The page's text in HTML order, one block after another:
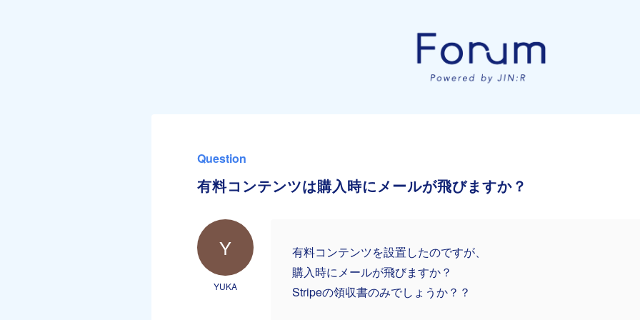
Question
有料コンテンツは購入時にメールが飛びますか？
Y
YUKA
有料コンテンツを設置したのですが、
購入時にメールが飛びますか？
Stripeの領収書のみでしょうか？？